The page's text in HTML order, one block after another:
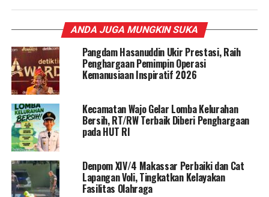
ANDA JUGA MUNGKIN SUKA
Pangdam Hasanuddin Ukir Prestasi, Raih
Penghargaan Pemimpin Operasi
Kemanusiaan Inspiratif 2026
Kecamatan Wajo Gelar Lomba Kelurahan
Bersih, RT/RW Terbaik Diberi Penghargaan
pada HUT RI
Denpom XIV/4 Makassar Perbaiki dan Cat
Lapangan Voli, Tingkatkan Kelayakan
Fasilitas Olahraga